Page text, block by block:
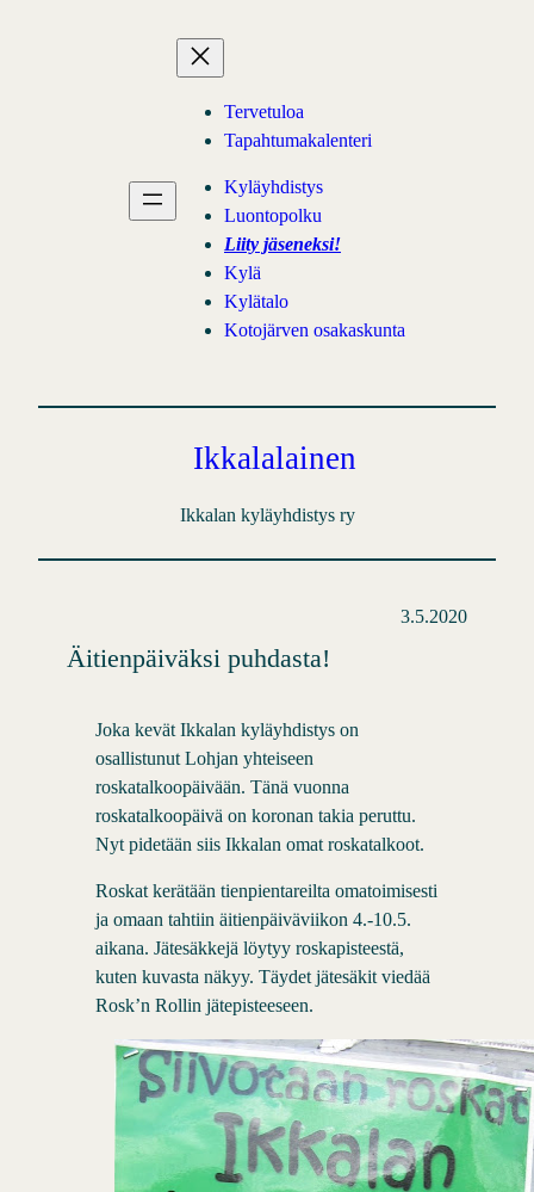
Tervetuloa
Tapahtumakalenteri
Kyläyhdistys
Luontopolku
Liity jäseneksi!
Kylä
Kylätalo
Kotojärven osakaskunta
Ikkalalainen
Ikkalan kyläyhdistys ry
3.5.2020
Äitienpäiväksi puhdasta!
Joka kevät Ikkalan kyläyhdistys on
osallistunut Lohjan yhteiseen
roskatalkoopäivään. Tänä vuonna
roskatalkoopäivä on koronan takia peruttu.
Nyt pidetään siis Ikkalan omat roskatalkoot.
Roskat kerätään tienpientareilta omatoimisesti
ja omaan tahtiin äitienpäiväviikon 4.-10.5.
aikana. Jätesäkkejä löytyy roskapisteestä,
kuten kuvasta näkyy. Täydet jätesäkit viedää
Rosk’n Rollin jätepisteeseen.